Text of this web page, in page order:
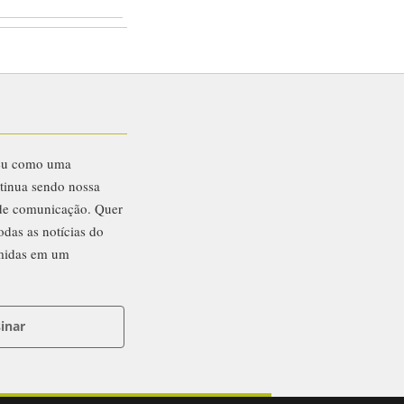
como uma
sendo nossa
comunicação. Quer
as notícias do
em um